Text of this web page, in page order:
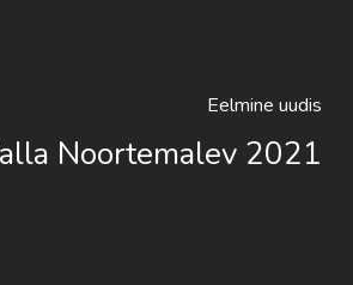
Eelmine uudis
Noortemalev 2021